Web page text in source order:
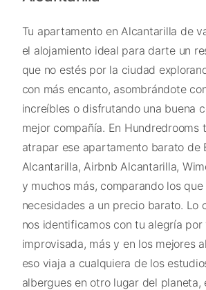
Tu apartamento en Alcantarilla de
el alojamiento ideal para darte un
que no estés por la ciudad
con más encanto, asombrándote
increíbles o disfrutando una buena
mejor compañía. En Hundredrooms
atrapar ese apartamento barato de
Alcantarilla, Airbnb Alcantarilla,
y muchos más, comparando los
necesidades a un precio barato. Lo
nos identificamos con tu alegría
improvisada, más y en los mejores
eso viaja a cualquiera de los
albergues en otro lugar del planeta,